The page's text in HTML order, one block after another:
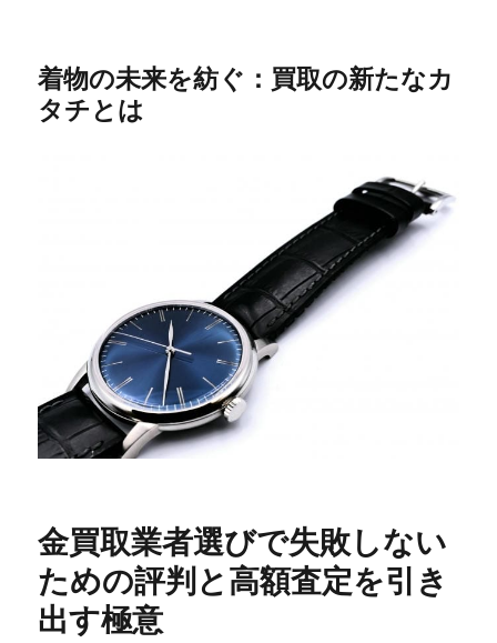
着物の未来を紡ぐ：買取の新たなカ
タチとは
金買取業者選びで失敗しない
ための評判と高額査定を引き
出す極意